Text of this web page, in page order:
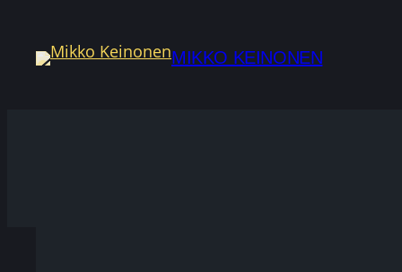
sisältöön
MIKKO KEINONEN